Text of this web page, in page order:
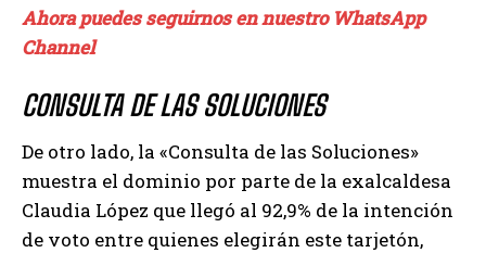
Ahora puedes seguirnos en nuestro WhatsApp
Channel
CONSULTA DE LAS SOLUCIONES
De otro lado, la «Consulta de las Soluciones»
muestra el dominio por parte de la exalcaldesa
Claudia López que llegó al 92,9% de la intención
de voto entre quienes elegirán este tarjetón,